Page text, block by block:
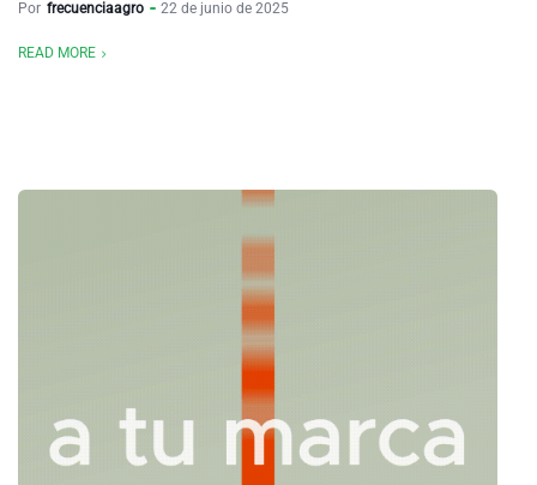
Por frecuenciaagro 22 de junio de 2025
READ MORE